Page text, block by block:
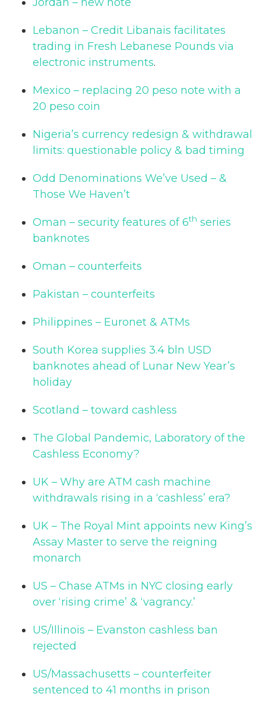
Lebanon – Credit Libanais facilitates
trading in Fresh Lebanese Pounds via
electronic instruments.
Mexico – replacing 20 peso note with a
20 peso coin
Nigeria’s currency redesign & withdrawal
limits: questionable policy & bad timing
Odd Denominations We’ve Used – &
Those We Haven’t
Oman – security features of 6th series
banknotes
Oman – counterfeits
Pakistan – counterfeits
Philippines – Euronet & ATMs
South Korea supplies 3.4 bln USD
banknotes ahead of Lunar New Year’s
holiday
Scotland – toward cashless
The Global Pandemic, Laboratory of the
Cashless Economy?
UK – Why are ATM cash machine
withdrawals rising in a ‘cashless’ era?
UK – The Royal Mint appoints new King’s
Assay Master to serve the reigning
monarch
US – Chase ATMs in NYC closing early
over ‘rising crime’ & ‘vagrancy.’
US/Illinois – Evanston cashless ban
rejected
US/Massachusetts – counterfeiter
sentenced to 41 months in prison